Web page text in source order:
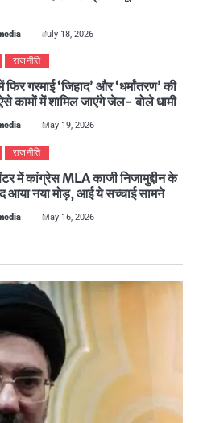
July 18, 2026
राजनीति
फिर गरमाई ‘जिहाद’ और ‘धर्मांतरण’ की
कामों में शामिल जाएंगे जेल- बोले धामी
May 19, 2026
राजनीति
में कांग्रेस MLA काजी निजामुद्दीन के
आया नया मोड़, आई ये सच्चाई सामने
May 16, 2026